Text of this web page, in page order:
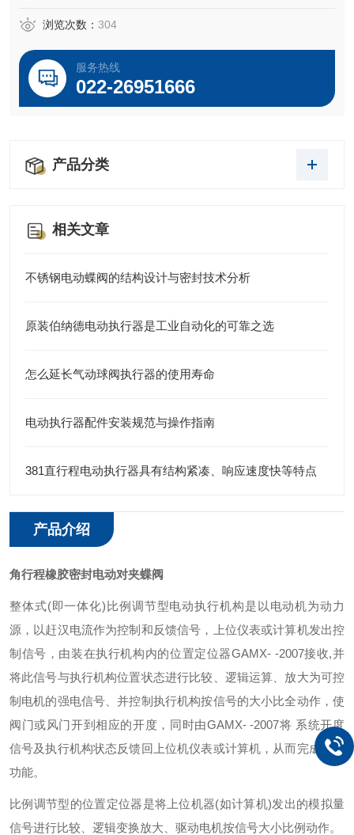
浏览次数： 304
服务热线
022-26951666
产品分类
相关文章
不锈钢电动蝶阀的结构设计与密封技术分析
原装伯纳德电动执行器是工业自动化的可靠之选
怎么延长气动球阀执行器的使用寿命
电动执行器配件安装规范与操作指南
381直行程电动执行器具有结构紧凑、响应速度快等特点
产品介绍
角行程橡胶密封电动对夹蝶阀
整体式(即一体化)比例调节型电动执行机构是以电动机为动力
源，以赶汉电流作为控制和反馈信号，上位仪表或计算机发出控
制信号，由装在执行机构内的位置定位器GAMX- -2007接收,并
将此信号与执行机构位置状态进行比较、逻辑运算、放大为可控
制电机的强电信号、并控制执行机构按信号的大小比全动作，使
阀门或风门开到相应的开度，同时由GAMX- -2007将 系统开度
信号及执行机构状态反馈回上位机仪表或计算机，从而完成调节
功能。
比例调节型的位置定位器是将上位机器(如计算机)发出的模拟量
信号进行比较、逻辑变换放大、驱动电机按信号大小比例动作。